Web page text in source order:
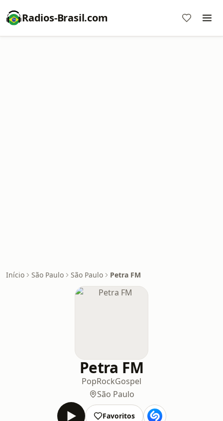
Radios-Brasil.com
Início São Paulo São Paulo Petra FM
Petra FM
PopRockGospel
São Paulo
Favoritos